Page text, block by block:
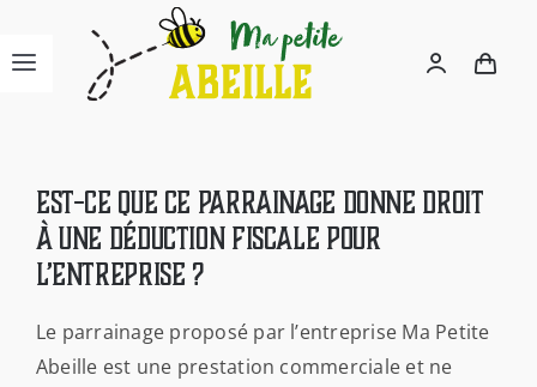
au
Navigation
L’ASSOCIATION
Est-ce que ce parrainage donne droit
à une déduction fiscale pour
l’entreprise ?
Le parrainage proposé par l’entreprise Ma Petite
Abeille est une prestation commerciale et ne